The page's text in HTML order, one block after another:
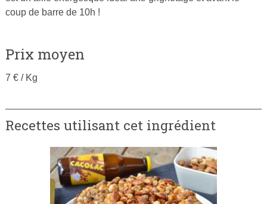
coup de barre de 10h !
Prix moyen
7 € / Kg
Recettes utilisant cet ingrédient